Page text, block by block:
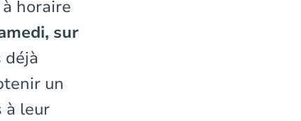
horaire
sur
un
à leur